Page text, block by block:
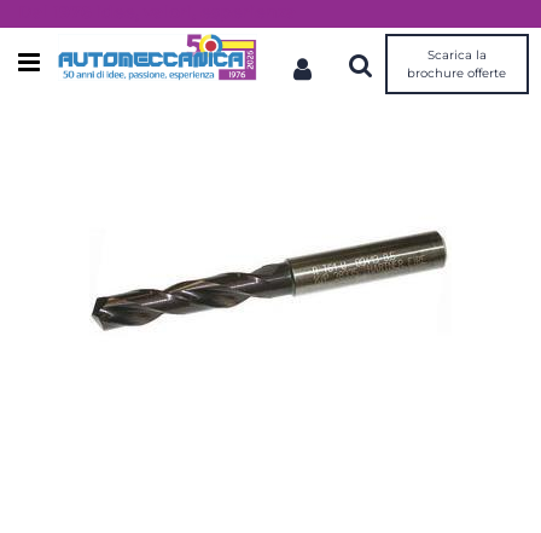
Open menu
Scarica la
brochure offerte